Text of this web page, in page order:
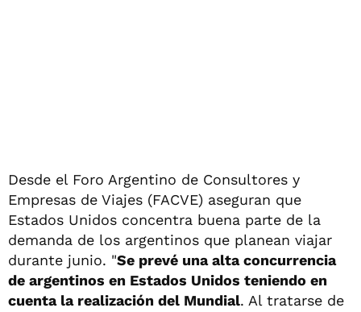
Desde el Foro Argentino de Consultores y
Empresas de Viajes (FACVE) aseguran que
Estados Unidos concentra buena parte de la
demanda de los argentinos que planean viajar
durante junio. "Se prevé una alta concurrencia
de argentinos en Estados Unidos teniendo en
cuenta la realización del Mundial. Al tratarse de